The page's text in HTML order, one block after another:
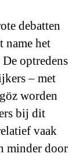
debatten
name het
optredens
– met
worden
bij dit
vaak
minder door